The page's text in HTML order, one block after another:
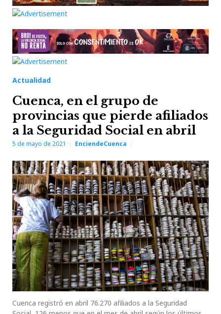
Actualidad
Cuenca, en el grupo de
provincias que pierde afiliados
a la Seguridad Social en abril
5 de mayo de 2021 EnciendeCuenca
Cuenca registró en abril 76.270 afiliados a la Seguridad